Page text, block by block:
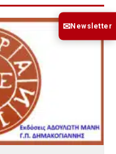
✉Newsletter